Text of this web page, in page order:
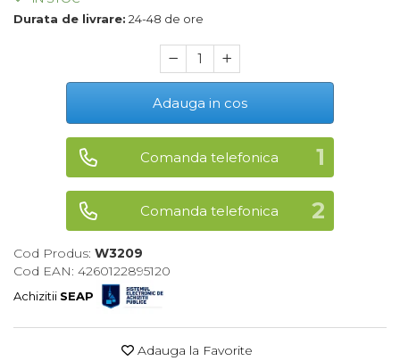
Maturi, Mopuri, Galeti &
Cantare
Rafturi
Baterii & Acumulatori
Baterii AAA
Baterii AA
Corpuri de Iluminat
Lanterne
Durata de livrare: 24-48 de ore
Adauga in cos
Comanda telefonica
Comanda telefonica
Cod Produs: W3209
Cod EAN: 4260122895120
Achizitii SEAP
Adauga la Favorite